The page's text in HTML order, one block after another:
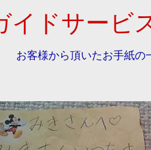
イドサービ
お客様から頂いたお手紙の